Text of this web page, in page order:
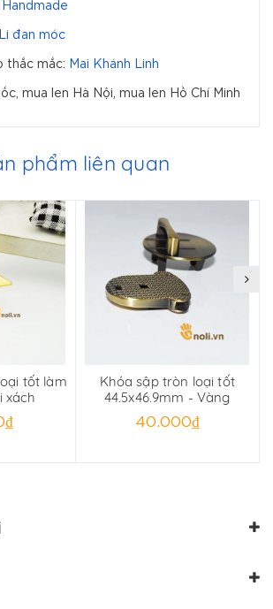
Handmade
đan móc
thắc mắc: Mai Khánh Linh
mua len Hà Nội, mua len Hồ Chí Minh
phẩm liên quan
tốt làm
xách
Khóa sập tròn loại tốt
44.5x46.9mm - Vàng
40.000₫